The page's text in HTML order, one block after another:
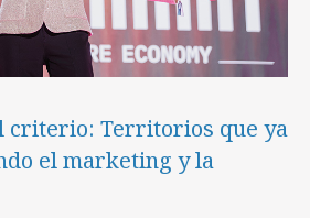
criterio: Territorios que ya
el marketing y la